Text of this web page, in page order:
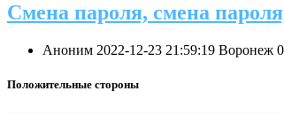
Смена пароля, смена
Аноним 2022-12-23 21:59:19 Воронеж 0
Положительные стороны